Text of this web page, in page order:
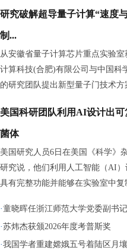
研究破解超导量子计算“速度
制...
从安徽省量子计算芯片重点实验
计算科技(合肥)有限公司与中国科
的研究团队提出新型量子门技术方
美国科研团队利用AI设计出
菌体
美国研究人员6日在美国《科学》
研究说，他们利用人工智能（AI）
具有完整功能并能够在实验室中复
·童晓晖任浙江师范大学党委副书记
·苏炜杰获颁2026年度考普斯奖
·我国学者重建嫦娥五号着陆区月